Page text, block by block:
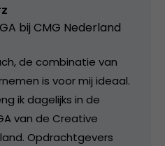
bij CMG Nederland
de combinatie van
is voor mij ideaal.
ik dagelijks in de
van de Creative
Opdrachtgevers